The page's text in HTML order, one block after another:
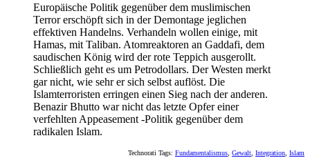
Europäische Politik gegenüber dem muslimischen
Terror erschöpft sich in der Demontage jeglichen
effektiven Handelns. Verhandeln wollen einige, mit
Hamas, mit Taliban. Atomreaktoren an Gaddafi, dem
saudischen König wird der rote Teppich ausgerollt.
Schließlich geht es um Petrodollars. Der Westen merkt
gar nicht, wie sehr er sich selbst auflöst. Die
Islamterroristen erringen einen Sieg nach der anderen.
Benazir Bhutto war nicht das letzte Opfer einer
verfehlten Appeasement -Politik gegenüber dem
radikalen Islam.
Technorati Tags: Fundamentalismus Gewalt Integration Islam